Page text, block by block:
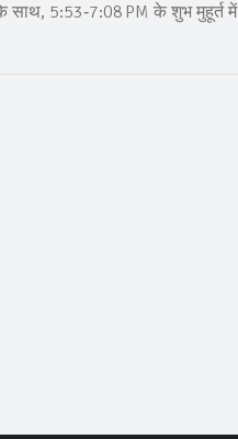
5:53‑7:08 PM के शुभ मुहूर्त में